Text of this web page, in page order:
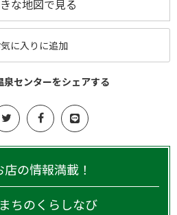
な地図で見る
に入りに追加
泉センターをシェアする
の情報満載！
ちのくらしなび